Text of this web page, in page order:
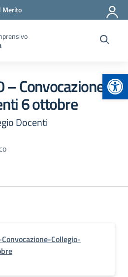
Merito
– Convocazione
6 ottobre
Docenti
Collegio-